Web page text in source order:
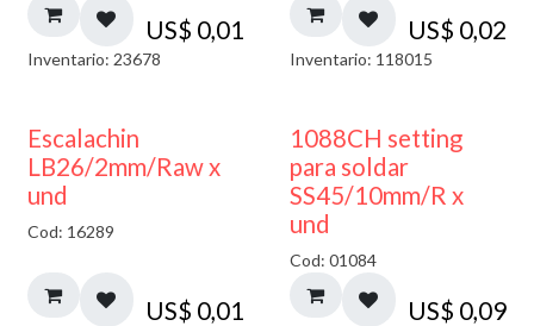
US$ 0,01
Inventario: 23678
US$ 0,02
Inventario: 118015
Escalachin
LB26/2mm/Raw x
und
Cod: 16289
US$ 0,01
1088CH setting
para soldar
SS45/10mm/R x
und
Cod: 01084
US$ 0,09